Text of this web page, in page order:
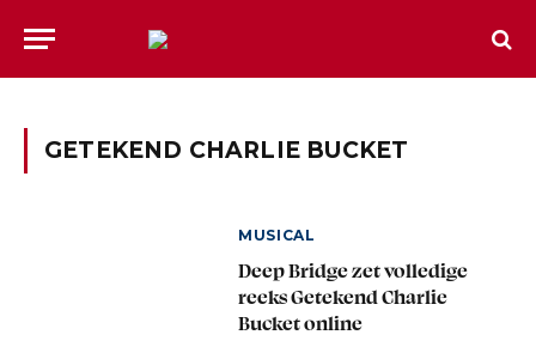
GETEKEND CHARLIE BUCKET
MUSICAL
Deep Bridge zet volledige
reeks Getekend Charlie
Bucket online